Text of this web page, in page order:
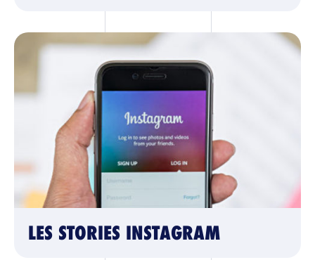
LES STORIES INSTAGRAM